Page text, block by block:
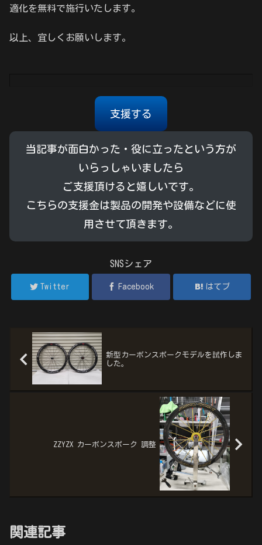
適化を無料で施行いたします。
以上、宜しくお願いします。
支援する
当記事が面白かった・役に立ったという方が
いらっしゃいましたら
ご支援頂けると嬉しいです。
こちらの支援金は製品の開発や設備などに使
用させて頂きます。
SNSシェア
Twitter Facebook はてブ
新型カーボンスポークモデルを試作しま
した。
ZZYZX カーボンスポーク 調整
関連記事